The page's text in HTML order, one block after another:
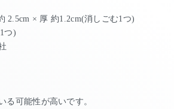
2.5cm × 厚 約1.2cm(消しごむ1つ)
つ)
る可能性が高いです。